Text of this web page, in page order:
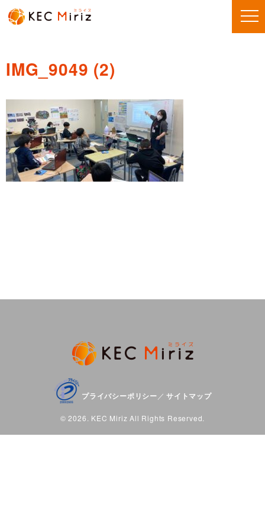
IMG_9049 (2)
プライバシーポリシー ／ サイトマップ
© 2026. KEC Miriz All Rights Reserved.